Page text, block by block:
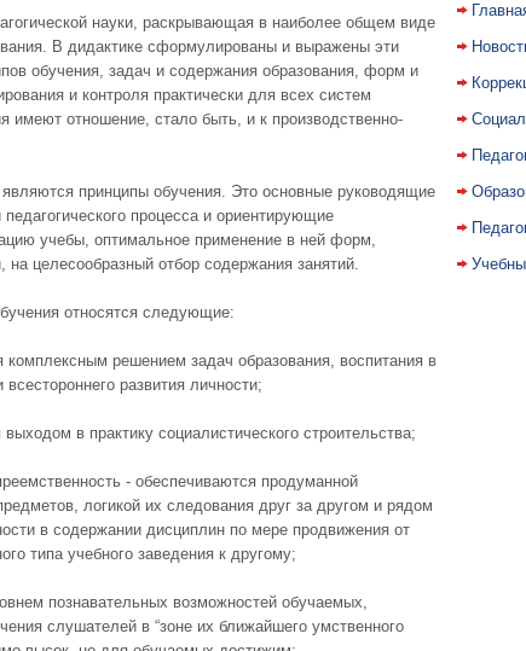
науки, раскрывающая в наиболее общем виде
В дидактике сформулированы и выражены эти
обучения, задач и содержания образования, форм и
и контроля практически для всех систем
имеют отношение, стало быть, и к производственно-
принципы обучения. Это основные руководящие
процесса и ориентирующие
учебы, оптимальное применение в ней форм,
целесообразный отбор содержания занятий.
относятся следующие:
комплексным решением задач образования, воспитания в
развития личности;
в практику социалистического строительства;
- обеспечиваются продуманной
логикой их следования друг за другом и рядом
в содержании дисциплин по мере продвижения от
типа учебного заведения к другому;
познавательных возможностей обучаемых,
слушателей в “зоне их ближайшего умственного